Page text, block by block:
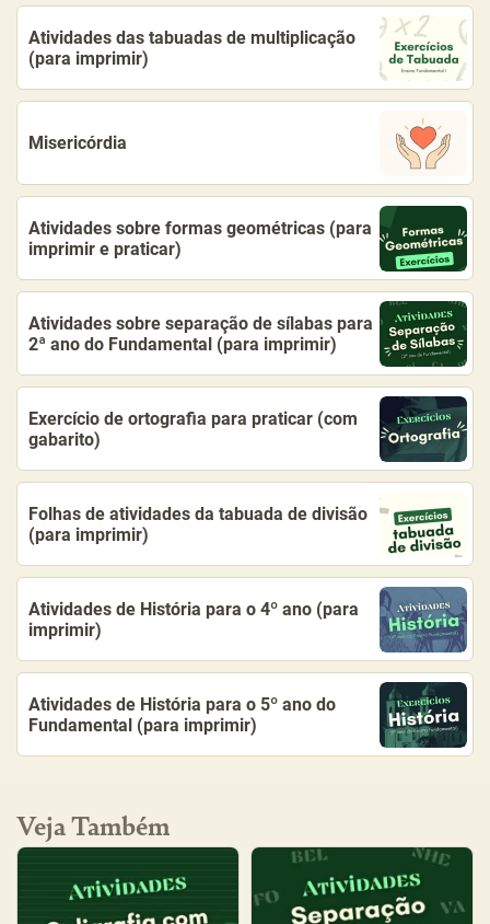
Atividades das tabuadas de multiplicação
(para imprimir)
Misericórdia
Atividades sobre formas geométricas (para
imprimir e praticar)
Atividades sobre separação de sílabas para
2ª ano do Fundamental (para imprimir)
Exercício de ortografia para praticar (com
gabarito)
Folhas de atividades da tabuada de divisão
(para imprimir)
Atividades de História para o 4º ano (para
imprimir)
Atividades de História para o 5º ano do
Fundamental (para imprimir)
Veja Também